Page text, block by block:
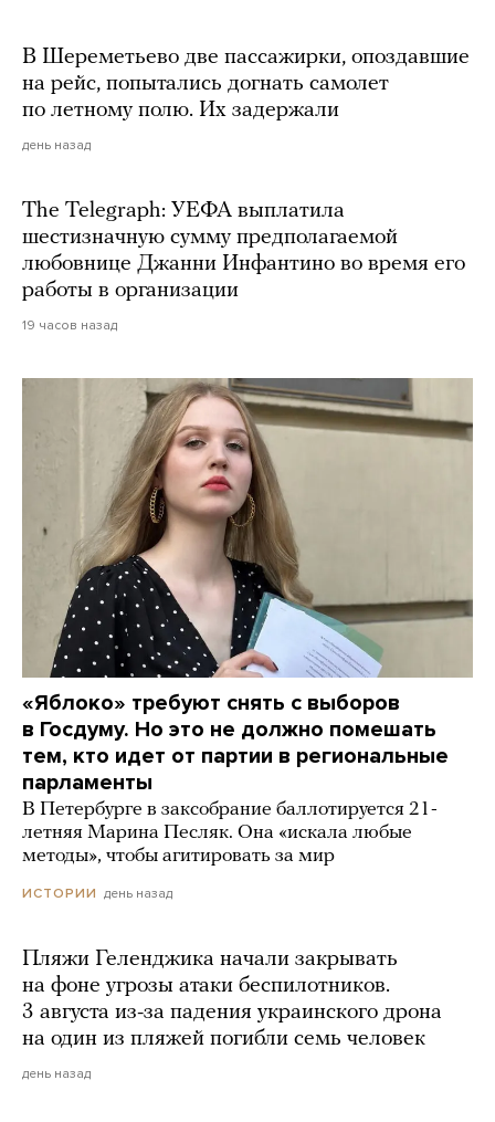
В Шереметьево две пассажирки, опоздавшие
на рейс, попытались догнать самолет
по летному полю. Их задержали
день назад
The Telegraph: УЕФА выплатила
шестизначную сумму предполагаемой
любовнице Джанни Инфантино во время его
работы в организации
19 часов назад
«Яблоко» требуют снять с выборов
в Госдуму. Но это не должно помешать
тем, кто идет от партии в региональные
парламенты
В Петербурге в заксобрание баллотируется 21-
летняя Марина Песляк. Она «искала любые
методы», чтобы агитировать за мир
ИСТОРИИ день назад
Пляжи Геленджика начали закрывать
на фоне угрозы атаки беспилотников.
3 августа из-за падения украинского дрона
на один из пляжей погибли семь человек
день назад